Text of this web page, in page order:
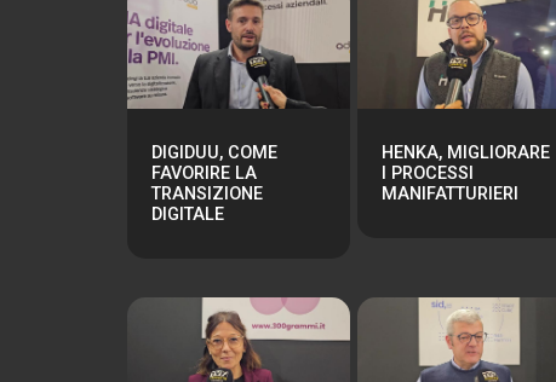
DIGIDUU, COME
FAVORIRE LA
TRANSIZIONE
DIGITALE
HENKA, MIGLIORARE
I PROCESSI
MANIFATTURIERI